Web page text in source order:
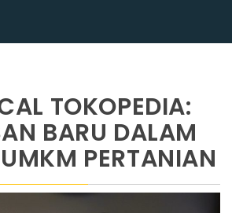
TOKOPEDIA:
BARU DALAM
PERTANIAN